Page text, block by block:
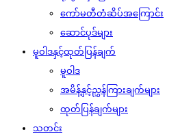
ကော်မတီတံဆိပ်အကြောင်း
ဆောင်ပုဒ်များ
မူဝါဒနှင့်ထုတ်ပြန်ချက်
မူဝါဒ
အမိန့်နှင့်ညွှန်ကြားချက်များ
ထုတ်ပြန်ချက်များ
သတင်း